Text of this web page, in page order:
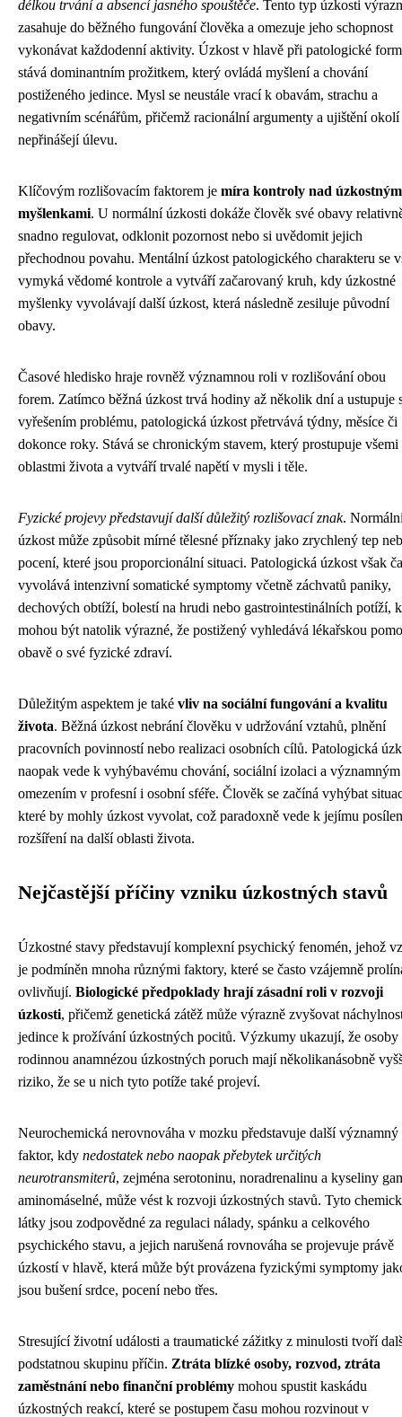
délkou trvání a absencí jasného spouštěče. Tento typ úzkosti
zasahuje do běžného fungování člověka a omezuje jeho schopnost
vykonávat každodenní aktivity. Úzkost v hlavě při patologické
stává dominantním prožitkem, který ovládá myšlení a chování
postiženého jedince. Mysl se neustále vrací k obavám, strachu a
negativním scénářům, přičemž racionální argumenty a ujištění okolí
nepřinášejí úlevu.
Klíčovým rozlišovacím faktorem je míra kontroly nad
myšlenkami. U normální úzkosti dokáže člověk své obavy
snadno regulovat, odklonit pozornost nebo si uvědomit jejich
přechodnou povahu. Mentální úzkost patologického charakteru se
vymyká vědomé kontrole a vytváří začarovaný kruh, kdy úzkostné
myšlenky vyvolávají další úzkost, která následně zesiluje původní
obavy.
Časové hledisko hraje rovněž významnou roli v rozlišování obou
forem. Zatímco běžná úzkost trvá hodiny až několik dní a ustupuje
vyřešením problému, patologická úzkost přetrvává týdny, měsíce či
dokonce roky. Stává se chronickým stavem, který prostupuje všemi
oblastmi života a vytváří trvalé napětí v mysli i těle.
Fyzické projevy představují další důležitý rozlišovací znak.
úzkost může způsobit mírné tělesné příznaky jako zrychlený tep
pocení, které jsou proporcionální situaci. Patologická úzkost však
vyvolává intenzivní somatické symptomy včetně záchvatů paniky,
dechových obtíží, bolestí na hrudi nebo gastrointestinálních potíží,
mohou být natolik výrazné, že postižený vyhledává lékařskou
obavě o své fyzické zdraví.
Důležitým aspektem je také vliv na sociální fungování a kvalitu
života. Běžná úzkost nebrání člověku v udržování vztahů, plnění
pracovních povinností nebo realizaci osobních cílů. Patologická
naopak vede k vyhýbavému chování, sociální izolaci a významným
omezením v profesní i osobní sféře. Člověk se začíná vyhýbat
které by mohly úzkost vyvolat, což paradoxně vede k jejímu
rozšíření na další oblasti života.
Nejčastější příčiny vzniku úzkostných stavů
Úzkostné stavy představují komplexní psychický fenomén, jehož
je podmíněn mnoha různými faktory, které se často vzájemně
ovlivňují. Biologické předpoklady hrají zásadní roli v rozvoji
úzkosti, přičemž genetická zátěž může výrazně zvyšovat
jedince k prožívání úzkostných pocitů. Výzkumy ukazují, že osoby
rodinnou anamnézou úzkostných poruch mají několikanásobně
riziko, že se u nich tyto potíže také projeví.
Neurochemická nerovnováha v mozku představuje další významný
faktor, kdy nedostatek nebo naopak přebytek určitých
neurotransmiterů, zejména serotoninu, noradrenalinu a kyseliny
aminomáselné, může vést k rozvoji úzkostných stavů. Tyto
látky jsou zodpovědné za regulaci nálady, spánku a celkového
psychického stavu, a jejich narušená rovnováha se projevuje právě
úzkostí v hlavě, která může být provázena fyzickými symptomy
jsou bušení srdce, pocení nebo třes.
Stresující životní události a traumatické zážitky z minulosti tvoří
podstatnou skupinu příčin. Ztráta blízké osoby, rozvod, ztráta
zaměstnání nebo finanční problémy mohou spustit kaskádu
úzkostných reakcí, které se postupem času mohou rozvinout v